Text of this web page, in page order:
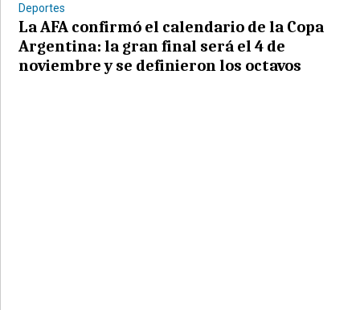
Deportes
La AFA confirmó el calendario de la Copa
Argentina: la gran final será el 4 de
noviembre y se definieron los octavos